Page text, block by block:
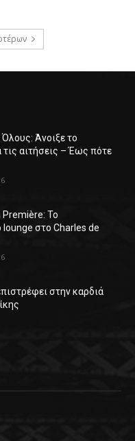
Άνοιξε το
τις αιτήσεις – Έως πότε
Première: Το
lounge στο Charles de
στην καρδιά